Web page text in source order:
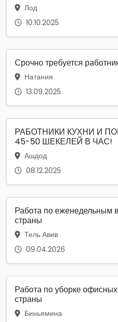
Лод
10.10.2025
Срочно требуется
Натания
13.09.2025
РАБОТНИКИ КУХНИ И
45-50 ШЕКЕЛЕЙ В ЧАС!
Ашдод
08.12.2025
Работа по еженедельным
страны
Тель Авив
09.04.2026
Работа по уборке
страны
Биньямина